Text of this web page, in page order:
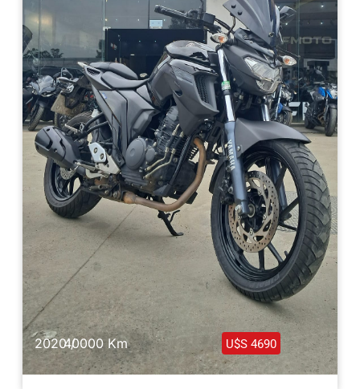
Haz clic aquí
2020 /40000 Km U$S 4690
Yamaha Fz 250 2020